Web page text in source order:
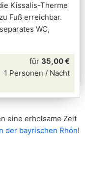
Kissalis-Therme
Fuß erreichbar.
WC,
für 35,00 €
1 Personen / Nacht
eine erholsame Zeit
der bayrischen Rhön!